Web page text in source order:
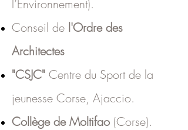
l’Environnement).
Conseil de l'Ordre des
Architectes
"CSJC" Centre du Sport de la
jeunesse Corse, Ajaccio.
Collège de Moltifao (Corse).